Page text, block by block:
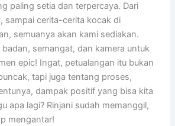
paling setia dan terpercaya. Dari
sampai cerita-cerita kocak di
semuanya akan kami sediakan.
semangat, dan kamera untuk
epic! Ingat, petualangan itu bukan
tapi juga tentang proses,
dampak positif yang bisa kita
apa lagi? Rinjani sudah memanggil,
mengantar!